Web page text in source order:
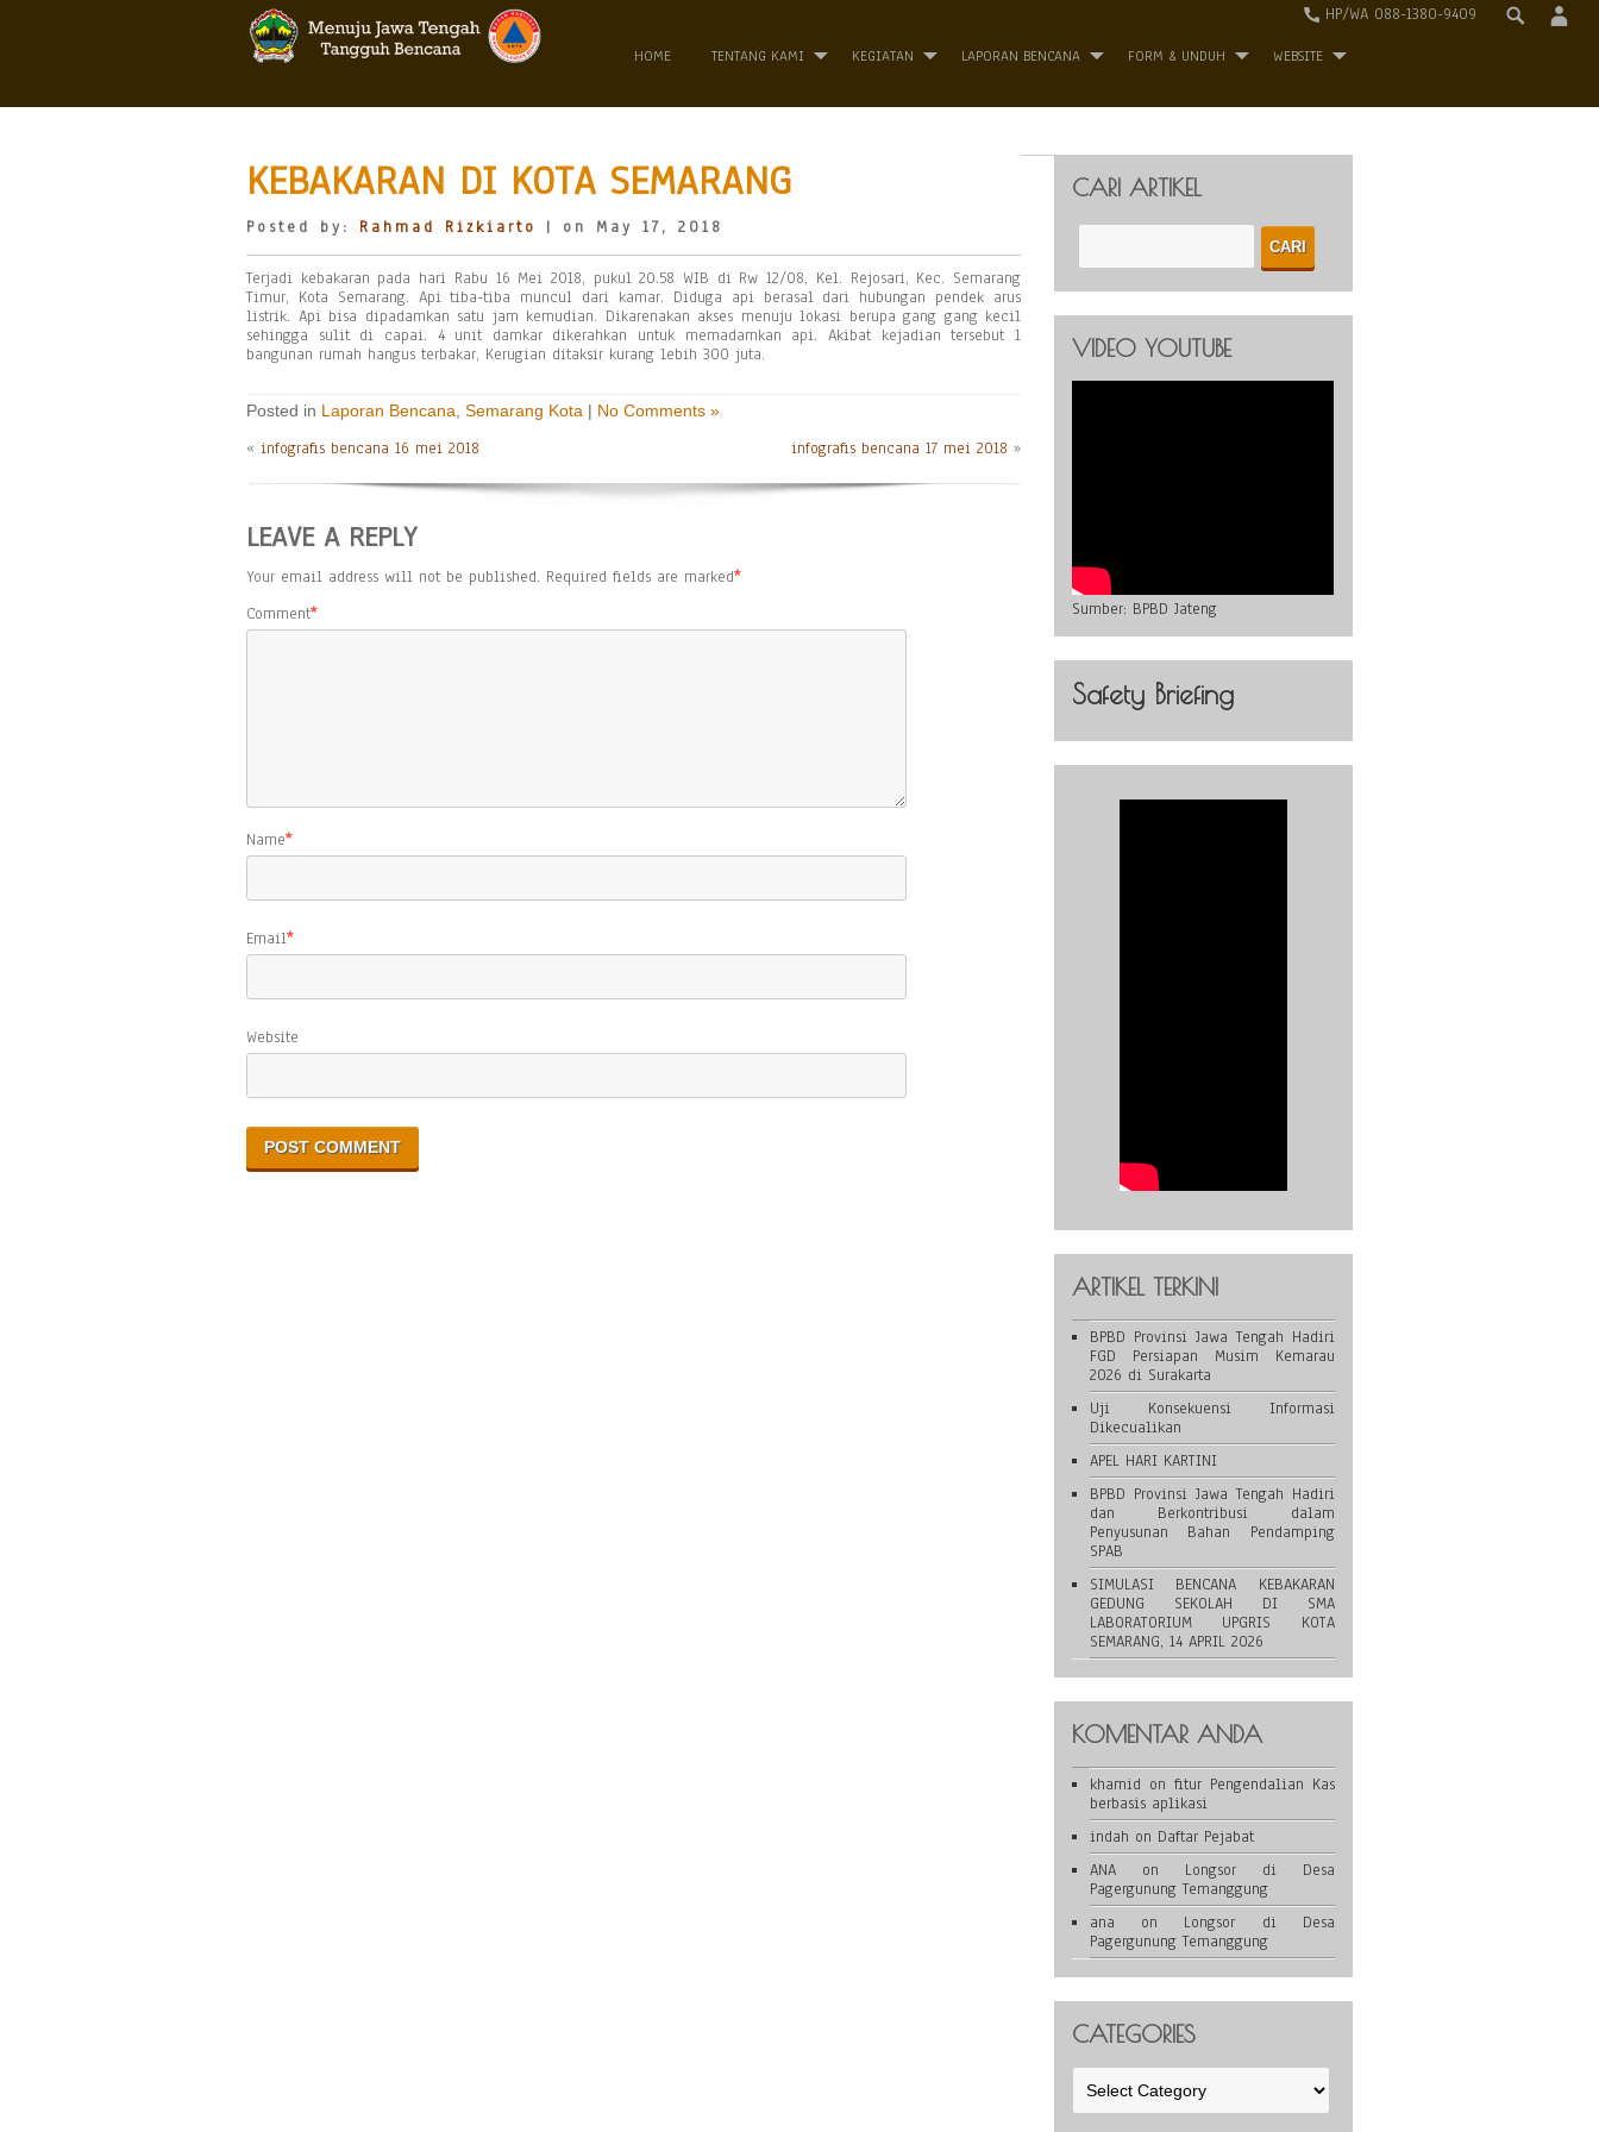
HP/WA 088-1380-9409
HOME TENTANG KAMI KEGIATAN LAPORAN BENCANA FORM & UNDUH WEBSITE
KEBAKARAN DI KOTA SEMARANG
Posted by: Rahmad Rizkiarto | on May 17, 2018
Terjadi kebakaran pada hari Rabu 16 Mei 2018, pukul 20.58 WIB di Rw 12/08, Kel. Rejosari, Kec. Semarang
Timur, Kota Semarang. Api tiba-tiba muncul dari kamar. Diduga api berasal dari hubungan pendek arus
listrik. Api bisa dipadamkan satu jam kemudian. Dikarenakan akses menuju lokasi berupa gang gang kecil
sehingga sulit di capai. 4 unit damkar dikerahkan untuk memadamkan api. Akibat kejadian tersebut 1
bangunan rumah hangus terbakar, Kerugian ditaksir kurang lebih 300 juta.
Posted in Laporan Bencana Semarang Kota | No Comments »
« infografis bencana 16 mei 2018 infografis bencana 17 mei 2018 »
LEAVE A REPLY
Your email address will not be published. Required fields are marked*
Comment*
Name*
Email*
Website
CARI ARTIKEL
VIDEO YOUTUBE
Sumber: BPBD Jateng
Safety Briefing
ARTIKEL TERKINI
BPBD Provinsi Jawa Tengah Hadiri
FGD Persiapan Musim Kemarau
2026 di Surakarta
Uji Konsekuensi Informasi
Dikecualikan
APEL HARI KARTINI
BPBD Provinsi Jawa Tengah Hadiri
dan Berkontribusi dalam
Penyusunan Bahan Pendamping
SPAB
SIMULASI BENCANA KEBAKARAN
GEDUNG SEKOLAH DI SMA
LABORATORIUM UPGRIS KOTA
SEMARANG, 14 APRIL 2026
KOMENTAR ANDA
khamid on fitur Pengendalian Kas
berbasis aplikasi
indah on Daftar Pejabat
ANAon Longsor di Desa
Pagergunung Temanggung
ana on Longsor di Desa
Pagergunung Temanggung
CATEGORIES
Categories